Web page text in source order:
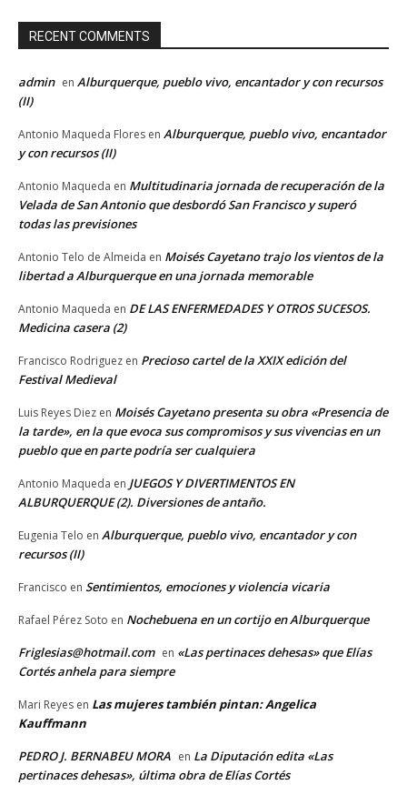
RECENT COMMENTS
admin en Alburquerque, pueblo vivo, encantador y con recursos
(II)
Antonio Maqueda Flores en Alburquerque, pueblo vivo, encantador
y con recursos (II)
Antonio Maqueda en Multitudinaria jornada de recuperación de la
Velada de San Antonio que desbordó San Francisco y superó
todas las previsiones
Antonio Telo de Almeida en Moisés Cayetano trajo los vientos de la
libertad a Alburquerque en una jornada memorable
Antonio Maqueda en DE LAS ENFERMEDADES Y OTROS SUCESOS.
Medicina casera (2)
Francisco Rodriguez en Precioso cartel de la XXIX edición del
Festival Medieval
Luis Reyes Diez en Moisés Cayetano presenta su obra «Presencia de
la tarde», en la que evoca sus compromisos y sus vivencias en un
pueblo que en parte podría ser cualquiera
Antonio Maqueda en JUEGOS Y DIVERTIMENTOS EN
ALBURQUERQUE (2). Diversiones de antaño.
Eugenia Telo en Alburquerque, pueblo vivo, encantador y con
recursos (II)
Francisco en Sentimientos, emociones y violencia vicaria
Rafael Pérez Soto en Nochebuena en un cortijo en Alburquerque
Friglesias@hotmail.com en «Las pertinaces dehesas» que Elías
Cortés anhela para siempre
Mari Reyes en Las mujeres también pintan: Angelica
Kauffmann
PEDRO J. BERNABEU MORA en La Diputación edita «Las
pertinaces dehesas», última obra de Elías Cortés